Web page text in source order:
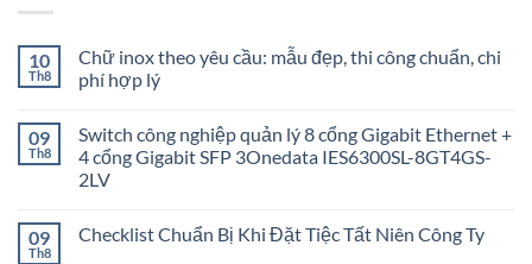
10
Th8
Chữ inox theo yêu cầu: mẫu đẹp, thi công chuẩn, chi
phí hợp lý
09
Th8
Switch công nghiệp quản lý 8 cổng Gigabit Ethernet +
4 cổng Gigabit SFP 3Onedata IES6300SL-8GT4GS-
2LV
09
Th8
Checklist Chuẩn Bị Khi Đặt Tiệc Tất Niên Công Ty